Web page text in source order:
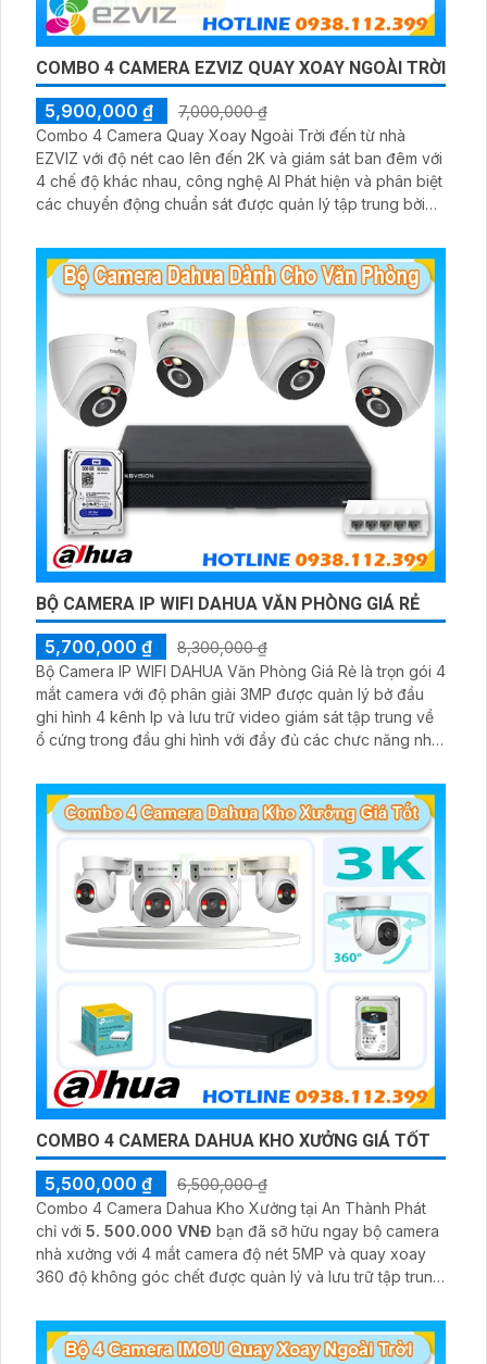
COMBO 4 CAMERA EZVIZ QUAY XOAY NGOÀI TRỜI
5,900,000 ₫
7,000,000 ₫
Combo 4 Camera Quay Xoay Ngoài Trời đến từ nhà
EZVIZ với độ nét cao lên đến 2K và giám sát ban đêm với
4 chế độ khác nhau, công nghệ AI Phát hiện và phân biệt
các chuyển động chuẩn sát được quản lý tập trung bởi
BỘ CAMERA IP WIFI DAHUA VĂN PHÒNG GIÁ RẺ
5,700,000 ₫
8,300,000 ₫
Bộ Camera IP WIFI DAHUA Văn Phòng Giá Rẻ là trọn gói 4
mắt camera với độ phân giải 3MP được quản lý bở đầu
ghi hình 4 kênh Ip và lưu trữ video giám sát tập trung về
ổ cứng trong đầu ghi hình với đầy đủ các chưc năng như
giám sát có màu vào ban đêm
COMBO 4 CAMERA DAHUA KHO XƯỞNG GIÁ TỐT
5,500,000 ₫
6,500,000 ₫
Combo 4 Camera Dahua Kho Xưởng tại An Thành Phát
chỉ với 5. 500.000 VNĐ bạn đã sỡ hữu ngay bộ camera
nhà xưởng với 4 mắt camera độ nét 5MP và quay xoay
360 độ không góc chết được quản lý và lưu trữ tập trung